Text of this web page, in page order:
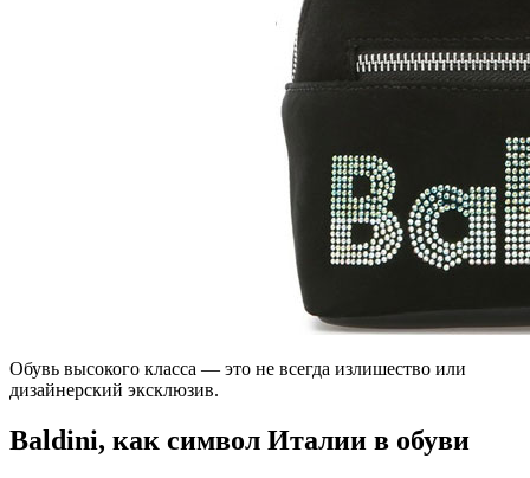
Обувь высокого класса — это не всегда излишество или
дизайнерский эксклюзив.
Baldini, как символ Италии в обуви